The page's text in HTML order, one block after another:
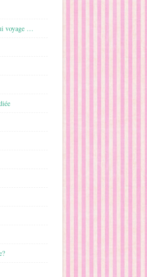
voyage …